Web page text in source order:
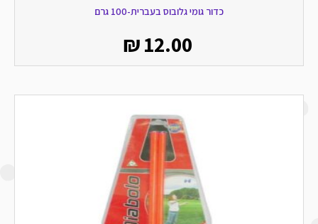
כדור גומי גלובוס בעברית-100 גרם
₪12.00